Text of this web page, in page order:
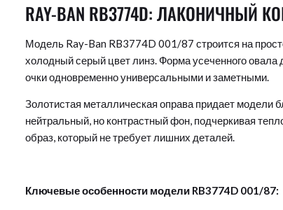
RAY-BAN RB3774D: ЛАКОНИЧНЫЙ
Модель Ray-Ban RB3774D 001/87 строится на
холодный серый цвет линз. Форма усеченного овала
очки одновременно универсальными и заметными.
Золотистая металлическая оправа придает модели
нейтральный, но контрастный фон, подчеркивая
образ, который не требует лишних деталей.
Ключевые особенности модели RB3774D 001/87: